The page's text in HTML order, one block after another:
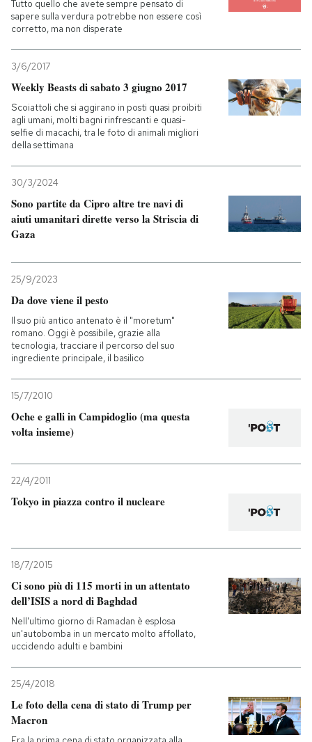
Tutto quello che avete sempre pensato di
sapere sulla verdura potrebbe non essere così
corretto, ma non disperate
3/6/2017
Weekly Beasts di sabato 3 giugno 2017
Scoiattoli che si aggirano in posti quasi proibiti
agli umani, molti bagni rinfrescanti e quasi-
selfie di macachi, tra le foto di animali migliori
della settimana
30/3/2024
Sono partite da Cipro altre tre navi di
aiuti umanitari dirette verso la Striscia di
Gaza
25/9/2023
Da dove viene il pesto
Il suo più antico antenato è il "moretum"
romano. Oggi è possibile, grazie alla
tecnologia, tracciare il percorso del suo
ingrediente principale, il basilico
15/7/2010
Oche e galli in Campidoglio (ma questa
volta insieme)
22/4/2011
Tokyo in piazza contro il nucleare
18/7/2015
Ci sono più di 115 morti in un attentato
dell’ISIS a nord di Baghdad
Nell'ultimo giorno di Ramadan è esplosa
un'autobomba in un mercato molto affollato,
uccidendo adulti e bambini
25/4/2018
Le foto della cena di stato di Trump per
Macron